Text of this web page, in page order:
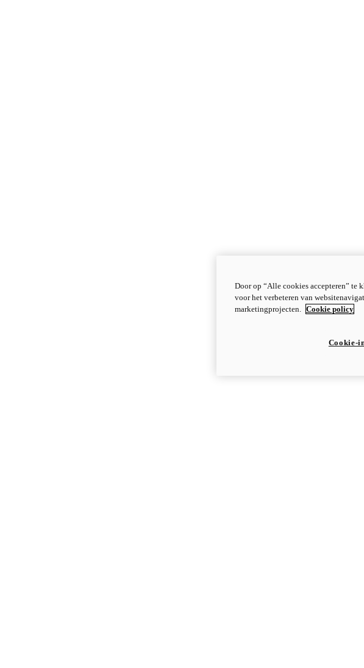
Door op “Alle cookies accepteren” te
voor het verbeteren van
marketingprojecten. Cookie policy
Cookie-